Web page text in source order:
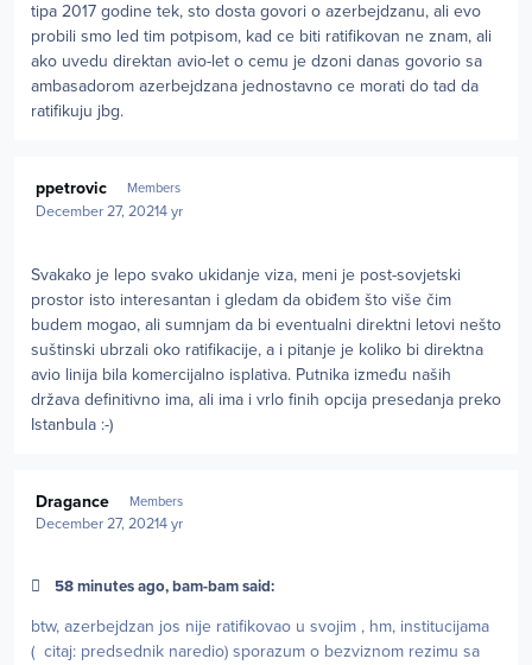
tipa 2017 godine tek, sto dosta govori o azerbejdzanu, ali evo
probili smo led tim potpisom, kad ce biti ratifikovan ne znam, ali
ako uvedu direktan avio-let o cemu je dzoni danas govorio sa
ambasadorom azerbejdzana jednostavno ce morati do tad da
ratifikuju jbg.
ppetrovic Members
December 27, 20214 yr
Svakako je lepo svako ukidanje viza, meni je post-sovjetski
prostor isto interesantan i gledam da obiđem što više čim
budem mogao, ali sumnjam da bi eventualni direktni letovi nešto
suštinski ubrzali oko ratifikacije, a i pitanje je koliko bi direktna
avio linija bila komercijalno isplativa. Putnika između naših
država definitivno ima, ali ima i vrlo finih opcija presedanja preko
Istanbula :-)
Dragance Members
December 27, 20214 yr
58 minutes ago, bam-bam said:
btw, azerbejdzan jos nije ratifikovao u svojim , hm, institucijama
( citaj: predsednik naredio) sporazum o bezviznom rezimu sa